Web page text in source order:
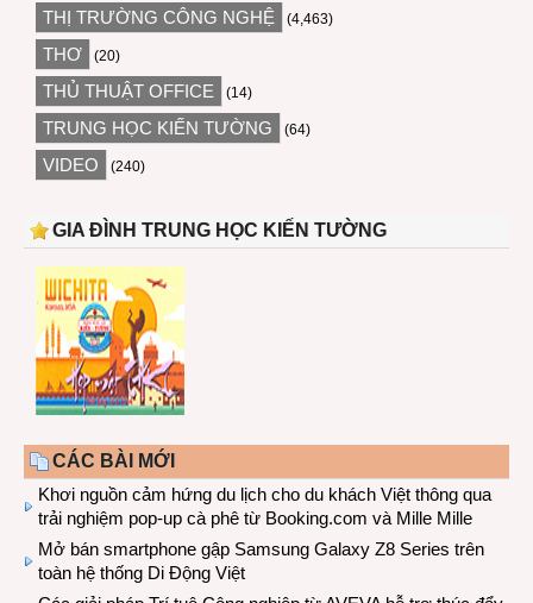
THỊ TRƯỜNG CÔNG NGHỆ (4,463)
THƠ (20)
THỦ THUẬT OFFICE (14)
TRUNG HỌC KIẾN TƯỜNG (64)
VIDEO (240)
GIA ĐÌNH TRUNG HỌC KIẾN TƯỜNG
CÁC BÀI MỚI
Khơi nguồn cảm hứng du lịch cho du khách Việt thông qua
trải nghiệm pop-up cà phê từ Booking.com và Mille Mille
Mở bán smartphone gập Samsung Galaxy Z8 Series trên
toàn hệ thống Di Động Việt